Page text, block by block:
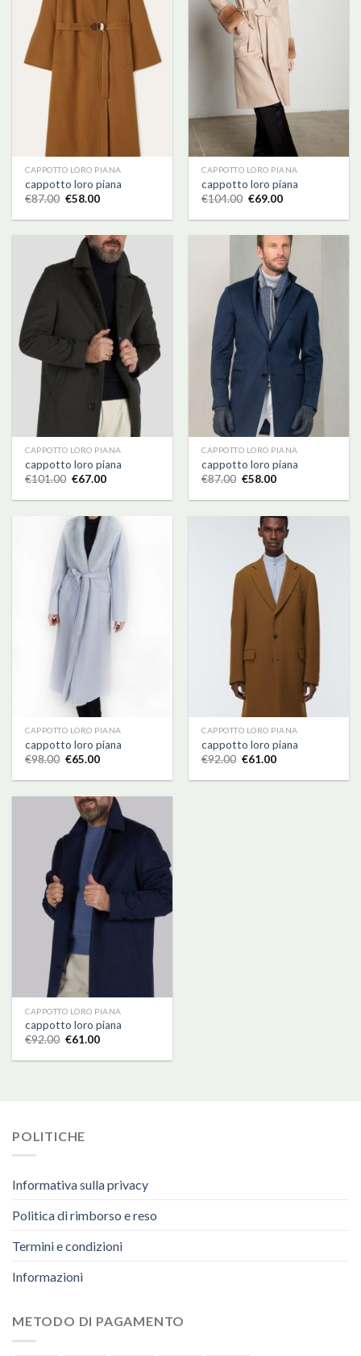
CAPPOTTO LORO PIANA
cappotto loro piana
€87.00 €58.00
CAPPOTTO LORO PIANA
cappotto loro piana
€104.00 €69.00
CAPPOTTO LORO PIANA
cappotto loro piana
€101.00 €67.00
CAPPOTTO LORO PIANA
cappotto loro piana
€87.00 €58.00
CAPPOTTO LORO PIANA
cappotto loro piana
€98.00 €65.00
CAPPOTTO LORO PIANA
cappotto loro piana
€92.00 €61.00
CAPPOTTO LORO PIANA
cappotto loro piana
€92.00 €61.00
POLITICHE
Informativa sulla privacy
Politica di rimborso e reso
Termini e condizioni
Informazioni
METODO DI PAGAMENTO